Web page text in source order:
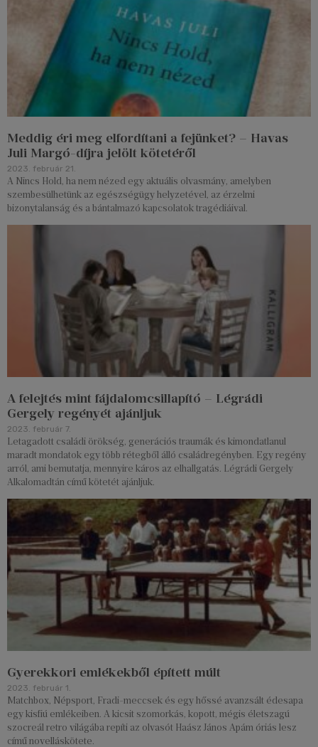
Meddig éri meg elfordítani a fejünket? – Havas
Juli Margó-díjra jelölt kötetéről
2023. február 21.
A Nincs Hold, ha nem nézed egy aktuális olvasmány, amelyben
szembesülhetünk az egészségügy helyzetével, az érzelmi
bizonytalanság és a bántalmazó kapcsolatok tragédiáival.
A felejtés mint fájdalomcsillapító – Légrádi
Gergely regényét ajánljuk
2023. február 7.
Letagadott családi örökség, generációs traumák és kimondatlanul
maradt mondatok egy több rétegből álló családregényben. Egy regény
arról, ami bemutatja, mennyire káros az elhallgatás. Légrádi Gergely
Alkalomadtán című kötetét ajánljuk.
Gyerekkori emlékekből épített múlt
2023. február 1.
Matchbox, Népsport, Fradi-meccsek és egy hőssé avanzsált édesapa
egy kisfiú emlékeiben. A kicsit szomorkás, kopott, mégis életszagú
szocreál retro világába repíti az olvasót Haász János Apám óriás lesz
című novelláskötete.